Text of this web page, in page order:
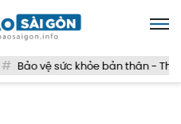
Bảo vệ sức khỏe bản thân - Thế